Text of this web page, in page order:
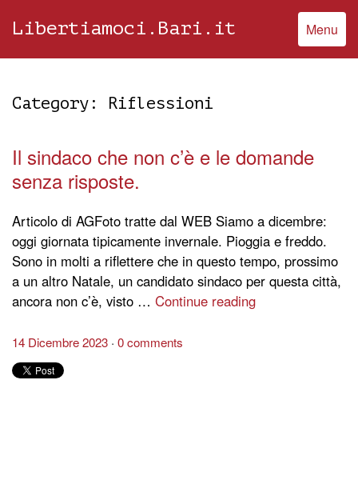
Libertiamoci.Bari.it Menu
Category: Riflessioni
Il sindaco che non c’è e le domande
senza risposte.
Articolo di AGFoto tratte dal WEB Siamo a dicembre:
oggi giornata tipicamente invernale. Pioggia e freddo.
Sono in molti a riflettere che in questo tempo, prossimo
a un altro Natale, un candidato sindaco per questa città,
ancora non c’è, visto … Continue reading
14 Dicembre 2023 0 comments